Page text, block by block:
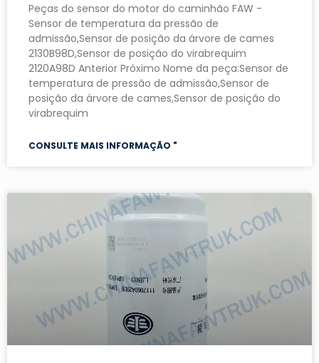
Peças do sensor do motor do caminhão FAW -
Sensor de temperatura da pressão de
admissão,Sensor de posição da árvore de cames
2130B98D,Sensor de posição do virabrequim
2120A98D Anterior Próximo Nome da peça:Sensor de
temperatura de pressão de admissão,Sensor de
posição da árvore de cames,Sensor de posição do
virabrequim
CONSULTE MAIS INFORMAÇÃO "